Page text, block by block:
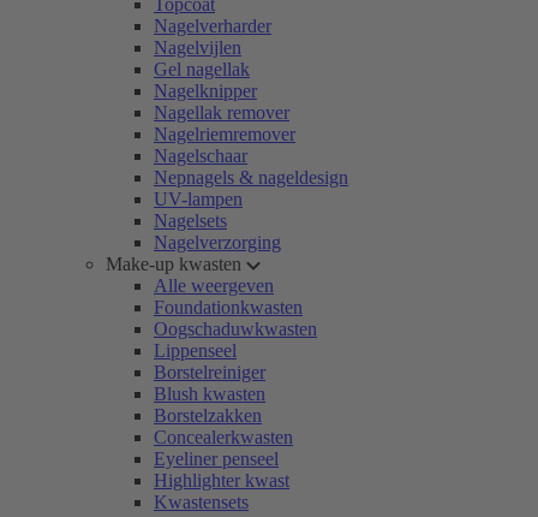
Topcoat
Nagelverharder
Nagelvijlen
Gel nagellak
Nagelknipper
Nagellak remover
Nagelriemremover
Nagelschaar
Nepnagels & nageldesign
UV-lampen
Nagelsets
Nagelverzorging
Make-up kwasten
Alle weergeven
Foundationkwasten
Oogschaduwkwasten
Lippenseel
Borstelreiniger
Blush kwasten
Borstelzakken
Concealerkwasten
Eyeliner penseel
Highlighter kwast
Kwastensets